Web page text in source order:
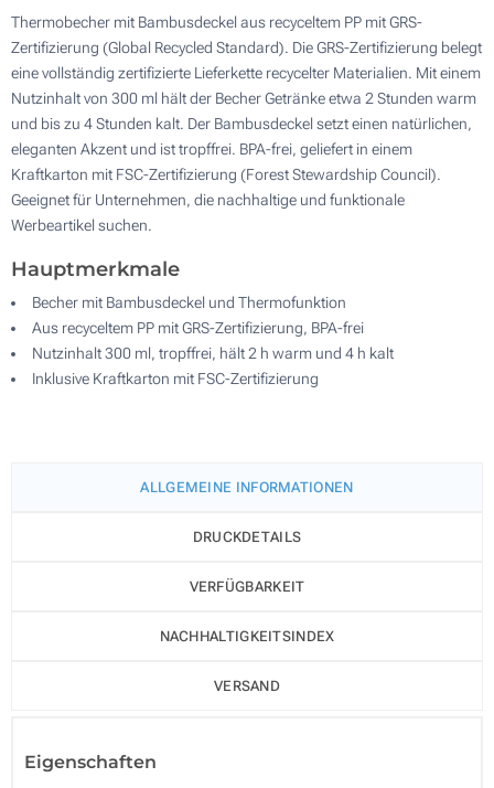
Thermobecher mit Bambusdeckel aus recyceltem PP mit GRS-
Zertifizierung (Global Recycled Standard). Die GRS-Zertifizierung belegt
eine vollständig zertifizierte Lieferkette recycelter Materialien. Mit einem
Nutzinhalt von 300 ml hält der Becher Getränke etwa 2 Stunden warm
und bis zu 4 Stunden kalt. Der Bambusdeckel setzt einen natürlichen,
eleganten Akzent und ist tropffrei. BPA-frei, geliefert in einem
Kraftkarton mit FSC-Zertifizierung (Forest Stewardship Council).
Geeignet für Unternehmen, die nachhaltige und funktionale
Werbeartikel suchen.
Hauptmerkmale
Becher mit Bambusdeckel und Thermofunktion
Aus recyceltem PP mit GRS-Zertifizierung, BPA-frei
Nutzinhalt 300 ml, tropffrei, hält 2 h warm und 4 h kalt
Inklusive Kraftkarton mit FSC-Zertifizierung
ALLGEMEINE INFORMATIONEN
DRUCKDETAILS
VERFÜGBARKEIT
NACHHALTIGKEITSINDEX
VERSAND
Eigenschaften